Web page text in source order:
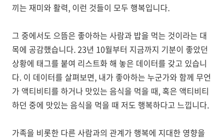
끼는 재미와 활력, 이런 것들이 모두 행복입니다.
그 중에서도 으뜸은 좋아하는 사람과 밥을 먹는 것이라는 대
목에 공감했습니다. 23년 10월부터 지금까지 기분이 좋았던
상황에 태그를 붙여 리스트화 해 놓은 데이터를 갖고 있습니
다. 이 데이터를 살펴보면, 내가 좋아하는 누군가와 함께 무언
가 액티비티를 하거나 맛있는 음식을 먹을 때, 혹은 액티비티
하던 중에 맛있는 음식을 먹을 때 저도 행복하다고 느낍니다.
가족을 비롯한 다른 사람과의 관계가 행복에 지대한 영향을